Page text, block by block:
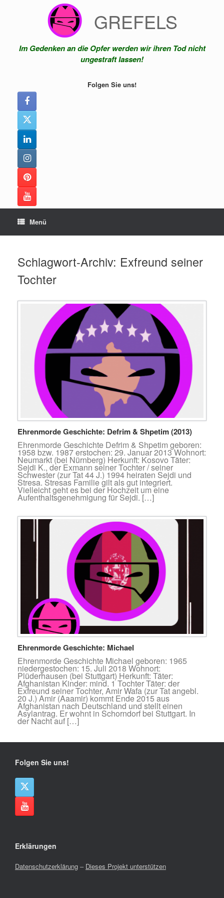
GREFELS
Im Gedenken an die Opfer werden wir ihren Tod nicht
ungestraft lassen!
Folgen Sie uns!
Menü
Schlagwort-Archiv: Exfreund seiner
Tochter
Ehrenmorde Geschichte: Defrim & Shpetim (2013)
Ehrenmorde Geschichte Defrim & Shpetim geboren:
1958 bzw. 1987 erstochen: 29. Januar 2013 Wohnort:
Neumarkt (bei Nürnberg) Herkunft: Kosovo Täter:
Sejdi K., der Exmann seiner Tochter / seiner
Schwester (zur Tat 44 J.) 1994 heiraten Sejdi und
Stresa. Stresas Familie gilt als gut integriert.
Vielleicht geht es bei der Hochzeit um eine
Aufenthaltsgenehmigung für Sejdi. […]
Ehrenmorde Geschichte: Michael
Ehrenmorde Geschichte Michael geboren: 1965
niedergestochen: 15. Juli 2018 Wohnort:
Plüderhausen (bei Stuttgart) Herkunft: Täter:
Afghanistan Kinder: mind. 1 Tochter Täter: der
Exfreund seiner Tochter, Amir Wafa (zur Tat angebl.
20 J.) Amir (Aaamir) kommt Ende 2015 aus
Afghanistan nach Deutschland und stellt einen
Asylantrag. Er wohnt in Schorndorf bei Stuttgart. In
der Nacht auf […]
Folgen Sie uns!
Erklärungen
Datenschutzerklärung – Dieses Projekt unterstützen